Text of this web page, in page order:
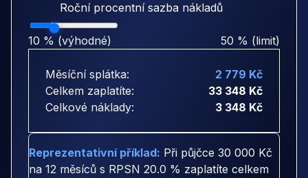
Roční procentní sazba nákladů
10 % (výhodné) 50 % (limit)
Měsíční splátka:
2 779 Kč
Celkem zaplatíte:
33 348 Kč
Celkové náklady:
3 348 Kč
Reprezentativní příklad: Při půjčce 30 000 Kč
na 12 měsíců s RPSN 20.0 % zaplatíte celkem